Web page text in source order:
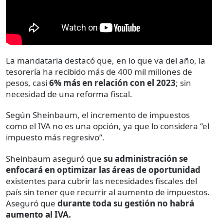
La mandataria destacó que, en lo que va del año, la
tesorería ha recibido más de 400 mil millones de
pesos, casi 6% más en relación con el 2023; sin
necesidad de una reforma fiscal.
Según Sheinbaum, el incremento de impuestos
como el IVA no es una opción, ya que lo considera “el
impuesto más regresivo”.
Sheinbaum aseguró que su administración se
enfocará en optimizar las áreas de oportunidad
existentes para cubrir las necesidades fiscales del
país sin tener que recurrir al aumento de impuestos.
Aseguró que durante toda su gestión no habrá
aumento al IVA.